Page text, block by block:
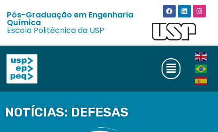
Pós-Graduação em Engenharia
Química
Escola Politécnica da USP
NOTÍCIAS: DEFESAS